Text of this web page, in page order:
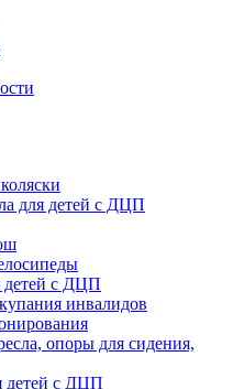
для детей с ДЦП
детей с ДЦП
инвалидов
опоры для сидения,
детей с ДЦП